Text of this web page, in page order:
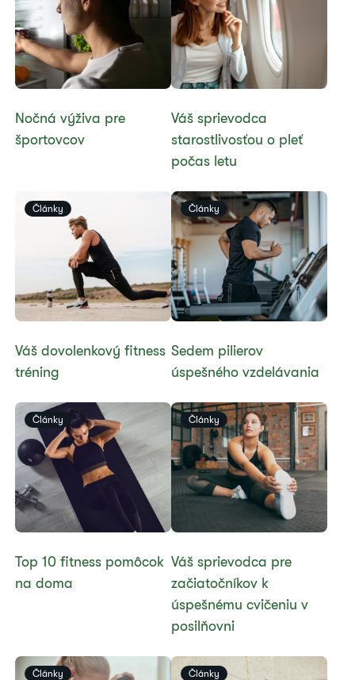
​Nočná výživa pre
športovcov
​Váš sprievodca
starostlivosťou o pleť
počas letu
Články
Váš dovolenkový fitness
tréning
Články
​Sedem pilierov
úspešného vzdelávania
Články
​Top 10 fitness pomôcok
na doma
Články
Váš sprievodca pre
začiatočníkov k
úspešnému cvičeniu v
posilňovni
Články Články